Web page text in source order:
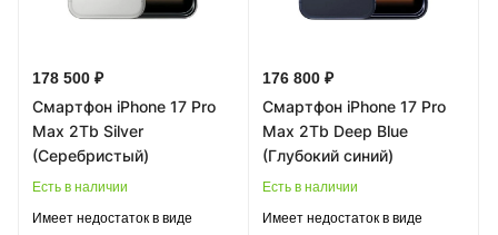
178 500 ₽
Смартфон iPhone 17 Pro
Max 2Tb Silver
(Серебристый)
Есть в наличии
Имеет недостаток в виде
176 800 ₽
Смартфон iPhone 17 Pro
Max 2Tb Deep Blue
(Глубокий синий)
Есть в наличии
Имеет недостаток в виде